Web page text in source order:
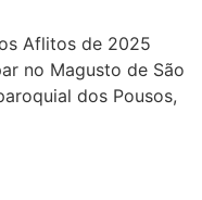
Aflitos de 2025
no Magusto de São
dos Pousos,